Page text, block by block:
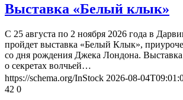
Выставка «Белый клык»
С 25 августа по 2 ноября 2026 года в
пройдет выставка «Белый Клык»,
со дня рождения Джека Лондона. Выставка
о секретах волчьей…
https://schema.org/InStock 2026-08-
42 0